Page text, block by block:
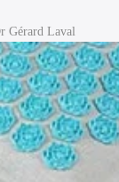
Gérard Laval